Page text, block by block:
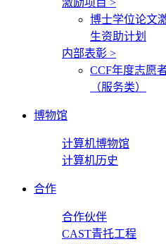
激励项目 >
博士学位论文
生资助计划
内部表彰 >
CCF年度志愿
（服务类）
博物馆
计算机博物馆
计算机历史
合作
合作伙伴
CAST青托工程